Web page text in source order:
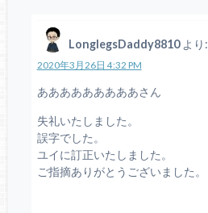
LonglegsDaddy8810 より:
2020年3月26日 4:32 PM
あああああああああさん
失礼いたしました。
誤字でした。
ユイに訂正いたしました。
ご指摘ありがとうございました。